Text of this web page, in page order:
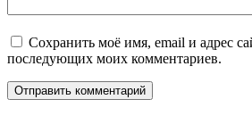
Сохранить моё имя, email и адрес
последующих моих комментариев.